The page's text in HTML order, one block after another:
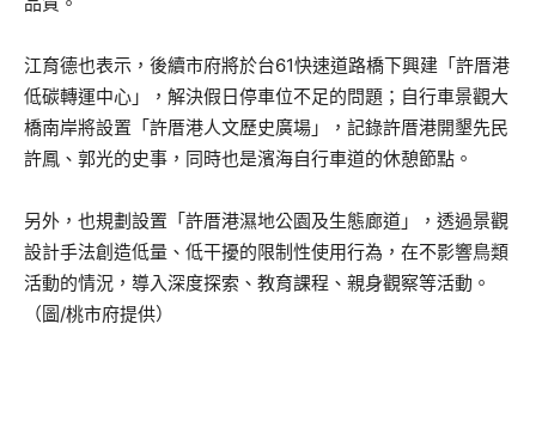
江育德也表示，後續市府將於台61快速道路橋下興建「許厝港
低碳轉運中心」，解決假日停車位不足的問題；自行車景觀大
橋南岸將設置「許厝港人文歷史廣場」，記錄許厝港開墾先民
許鳳、郭光的史事，同時也是濱海自行車道的休憩節點。
另外，也規劃設置「許厝港濕地公園及生態廊道」，透過景觀
設計手法創造低量、低干擾的限制性使用行為，在不影響鳥類
活動的情況，導入深度探索、教育課程、親身觀察等活動。
（圖/桃市府提供）